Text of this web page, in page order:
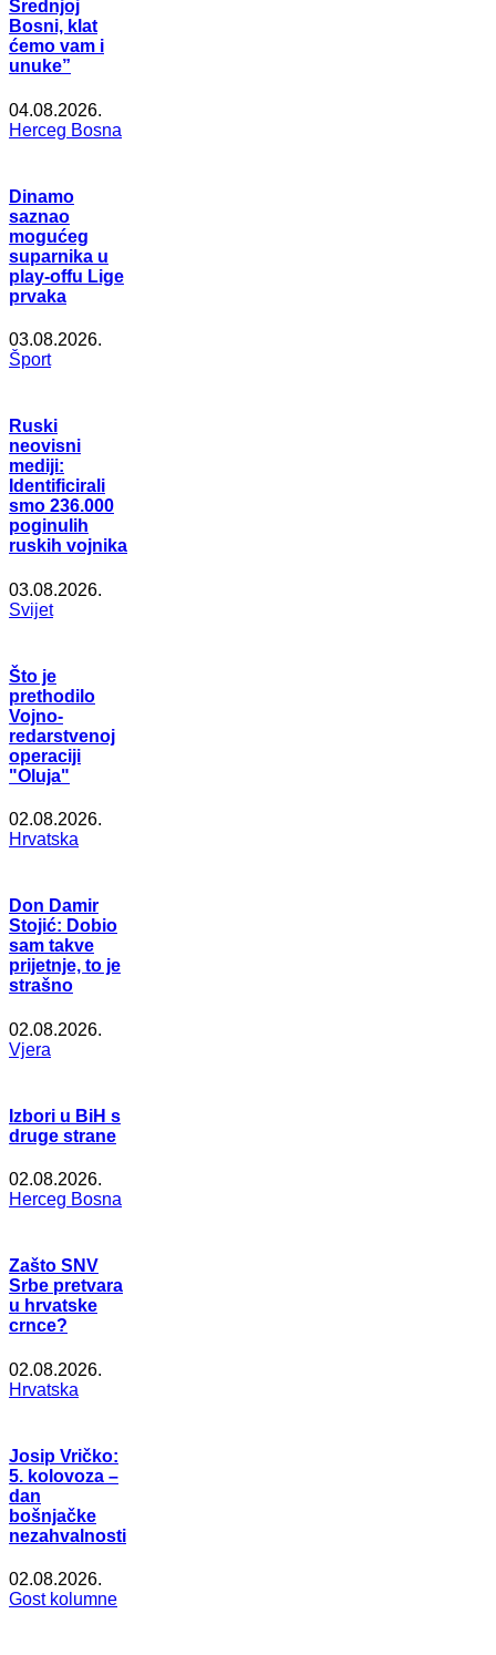
Srednjoj
Bosni, klat
ćemo vam i
unuke”
04.08.2026.
Herceg Bosna
Dinamo
saznao
mogućeg
suparnika u
play-offu Lige
prvaka
03.08.2026.
Šport
Ruski
neovisni
mediji:
Identificirali
smo 236.000
poginulih
ruskih vojnika
03.08.2026.
Svijet
Što je
prethodilo
Vojno-
redarstvenoj
operaciji
"Oluja"
02.08.2026.
Hrvatska
Don Damir
Stojić: Dobio
sam takve
prijetnje, to je
strašno
02.08.2026.
Vjera
Izbori u BiH s
druge strane
02.08.2026.
Herceg Bosna
Zašto SNV
Srbe pretvara
u hrvatske
crnce?
02.08.2026.
Hrvatska
Josip Vričko:
5. kolovoza –
dan
bošnjačke
nezahvalnosti
02.08.2026.
Gost kolumne